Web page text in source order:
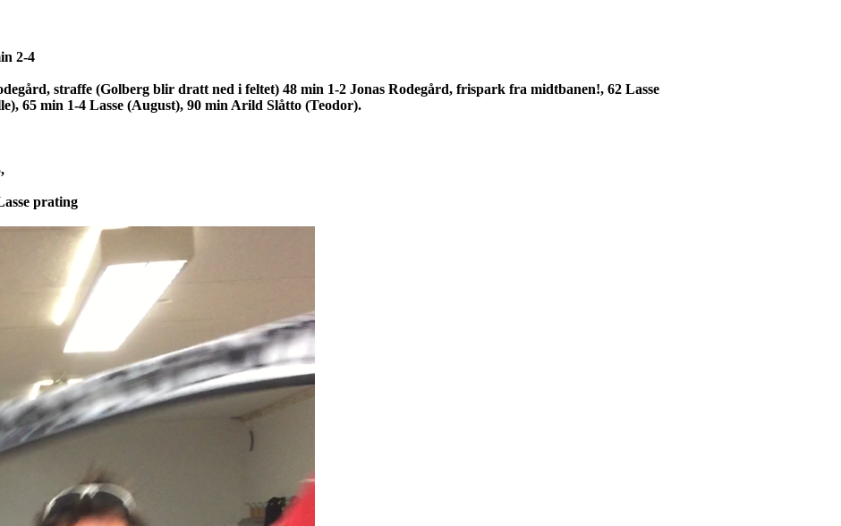
2-4
straffe (Golberg blir dratt ned i feltet) 48 min 1-2 Jonas Rodegård, frispark fra midtbanen!, 62 Lasse
65 min 1-4 Lasse (August), 90 min Arild Slåtto (Teodor).
prating